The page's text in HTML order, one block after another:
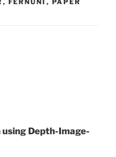
Depth-Image-